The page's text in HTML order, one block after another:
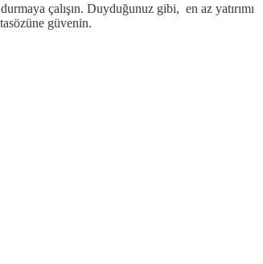
çalışın. Duyduğunuz gibi, en az yatırımı
güvenin.